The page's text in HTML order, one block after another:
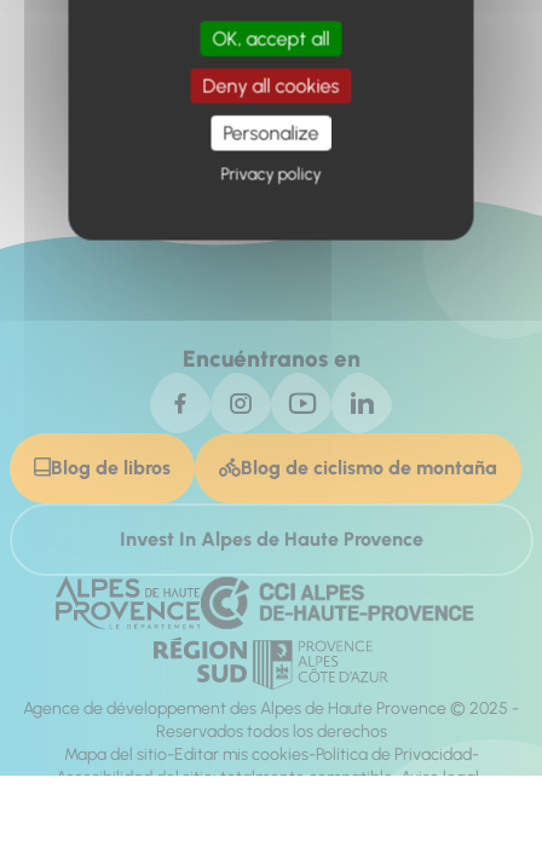
Retour à l'accueil
Encuéntranos en
Blog de libros Blog de ciclismo de montaña
Invest In Alpes de Haute Provence
Agence de développement des Alpes de Haute Provence © 2025 -
Reservados todos los derechos
Mapa del sitio Editar mis cookies Política de Privacidad
Accesibilidad del sitio: totalmente compatible Aviso legal
OK, accept all
Deny all cookies
Personalize
Privacy policy